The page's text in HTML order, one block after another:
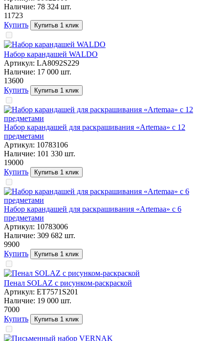
Наличие: 78 324 шт.
11723
Купить
Купитьв 1 клик
Набор карандашей WALDO
Артикул: LA8092S229
Наличие: 17 000 шт.
13600
Купить
Купитьв 1 клик
Набор карандашей для раскрашивания «Artemaa» с 12
предметами
Артикул: 10783106
Наличие: 101 330 шт.
19000
Купить
Купитьв 1 клик
Набор карандашей для раскрашивания «Artemaa» с 6
предметами
Артикул: 10783006
Наличие: 309 682 шт.
9900
Купить
Купитьв 1 клик
Пенал SOLAZ с рисунком-раскраской
Артикул: ET7571S201
Наличие: 19 000 шт.
7000
Купить
Купитьв 1 клик